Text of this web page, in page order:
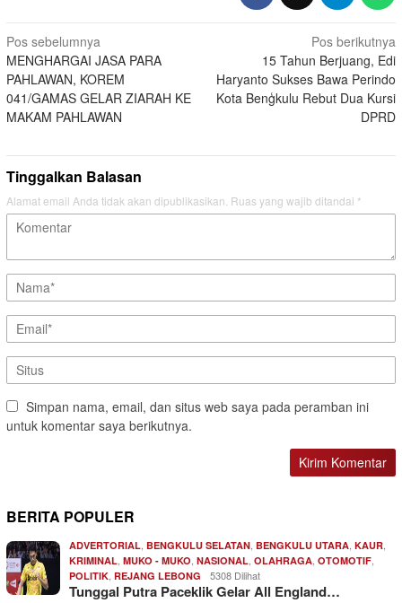
Navigasi
pos
Pos sebelumnya
MENGHARGAI JASA PARA
PAHLAWAN, KOREM
041/GAMAS GELAR ZIARAH KE
MAKAM PAHLAWAN
Pos berikutnya
15 Tahun Berjuang, Edi
Haryanto Sukses Bawa Perindo
Kota Benģkulu Rebut Dua Kursi
DPRD
Tinggalkan Balasan
Alamat email Anda tidak akan dipublikasikan. Ruas yang wajib ditandai *
Simpan nama, email, dan situs web saya pada peramban ini
untuk komentar saya berikutnya.
BERITA POPULER
ADVERTORIAL BENGKULU SELATAN BENGKULU UTARA KAUR
KRIMINAL MUKO - MUKO NASIONAL OLAHRAGA OTOMOTIF
POLITIK REJANG LEBONG 5308 Dilihat
Tunggal Putra Paceklik Gelar All England…